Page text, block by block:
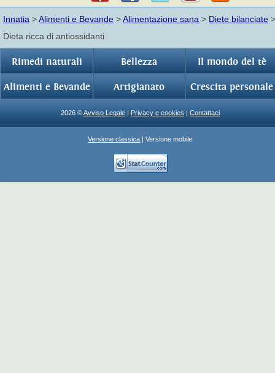
Innatia >Alimenti e Bevande >Alimentazione sana > Diete bilanciate >
Dieta ricca di antiossidanti
Rimedi naturali Bellezza Il mondo del tè
Alimenti e Bevande Artigianato Crescita personale
2026 ©Avviso Legale | Privacy e cookies | Contattaci
Versione classica | Versione mobile